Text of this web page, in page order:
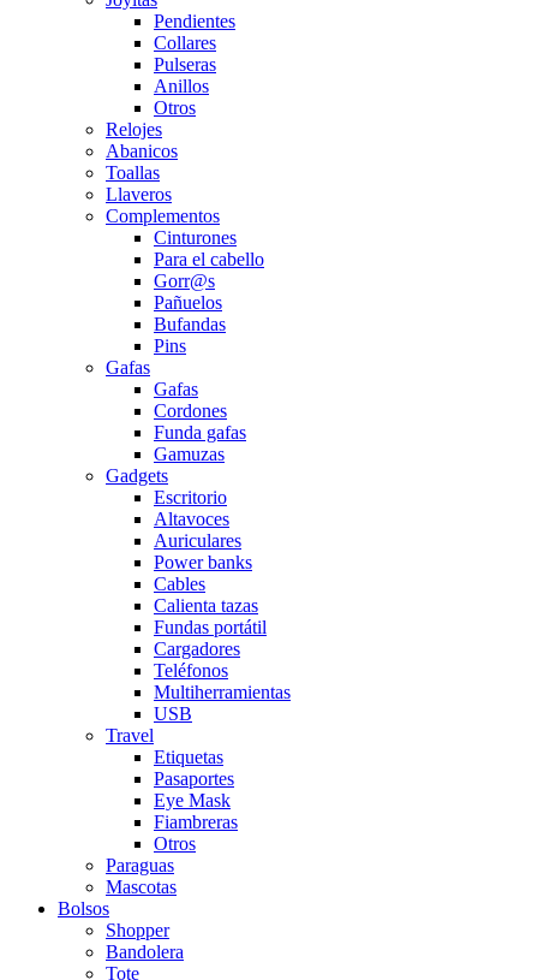
Pendientes
Collares
Pulseras
Anillos
Otros
Relojes
Abanicos
Toallas
Llaveros
Complementos
Cinturones
Para el cabello
Gorr@s
Pañuelos
Bufandas
Pins
Gafas
Gafas
Cordones
Funda gafas
Gamuzas
Gadgets
Escritorio
Altavoces
Auriculares
Power banks
Cables
Calienta tazas
Fundas portátil
Cargadores
Teléfonos
Multiherramientas
USB
Travel
Etiquetas
Pasaportes
Eye Mask
Fiambreras
Otros
Paraguas
Mascotas
Bolsos
Shopper
Bandolera
Tote